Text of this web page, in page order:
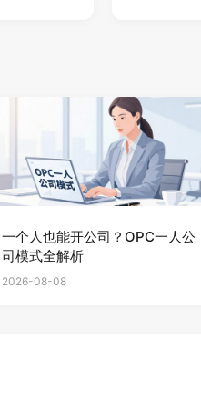
一个人也能开公司？OPC一人公
司模式全解析
2026-08-08